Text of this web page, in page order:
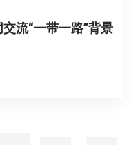
流“一带一路”背景